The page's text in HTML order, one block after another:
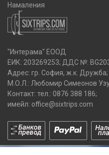
Намаления
"Интерама" ЕООД
ЕИК: 203269253; ДДС №:
Адрес: гр. София, ж.к. Дружба;
М.О.Л.: Любомир Симеонов
Контакт: тел.: 0876 388 186;
имейл: office@sixtrips.com